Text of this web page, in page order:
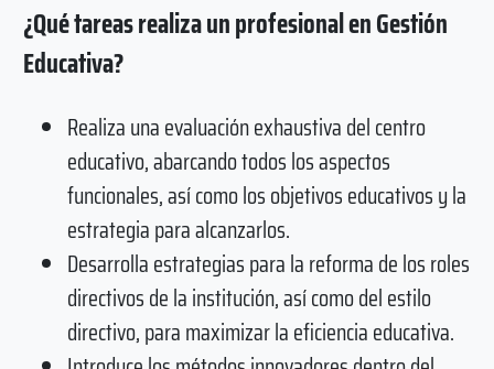
¿Qué tareas realiza un profesional en Gestión
Educativa?
Realiza una evaluación exhaustiva del centro
educativo, abarcando todos los aspectos
funcionales, así como los objetivos educativos y la
estrategia para alcanzarlos.
Desarrolla estrategias para la reforma de los roles
directivos de la institución, así como del estilo
directivo, para maximizar la eficiencia educativa.